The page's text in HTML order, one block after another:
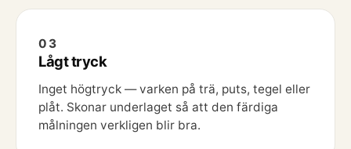
03
Lågt tryck
Inget högtryck — varken på trä, puts, tegel eller
plåt. Skonar underlaget så att den färdiga
målningen verkligen blir bra.